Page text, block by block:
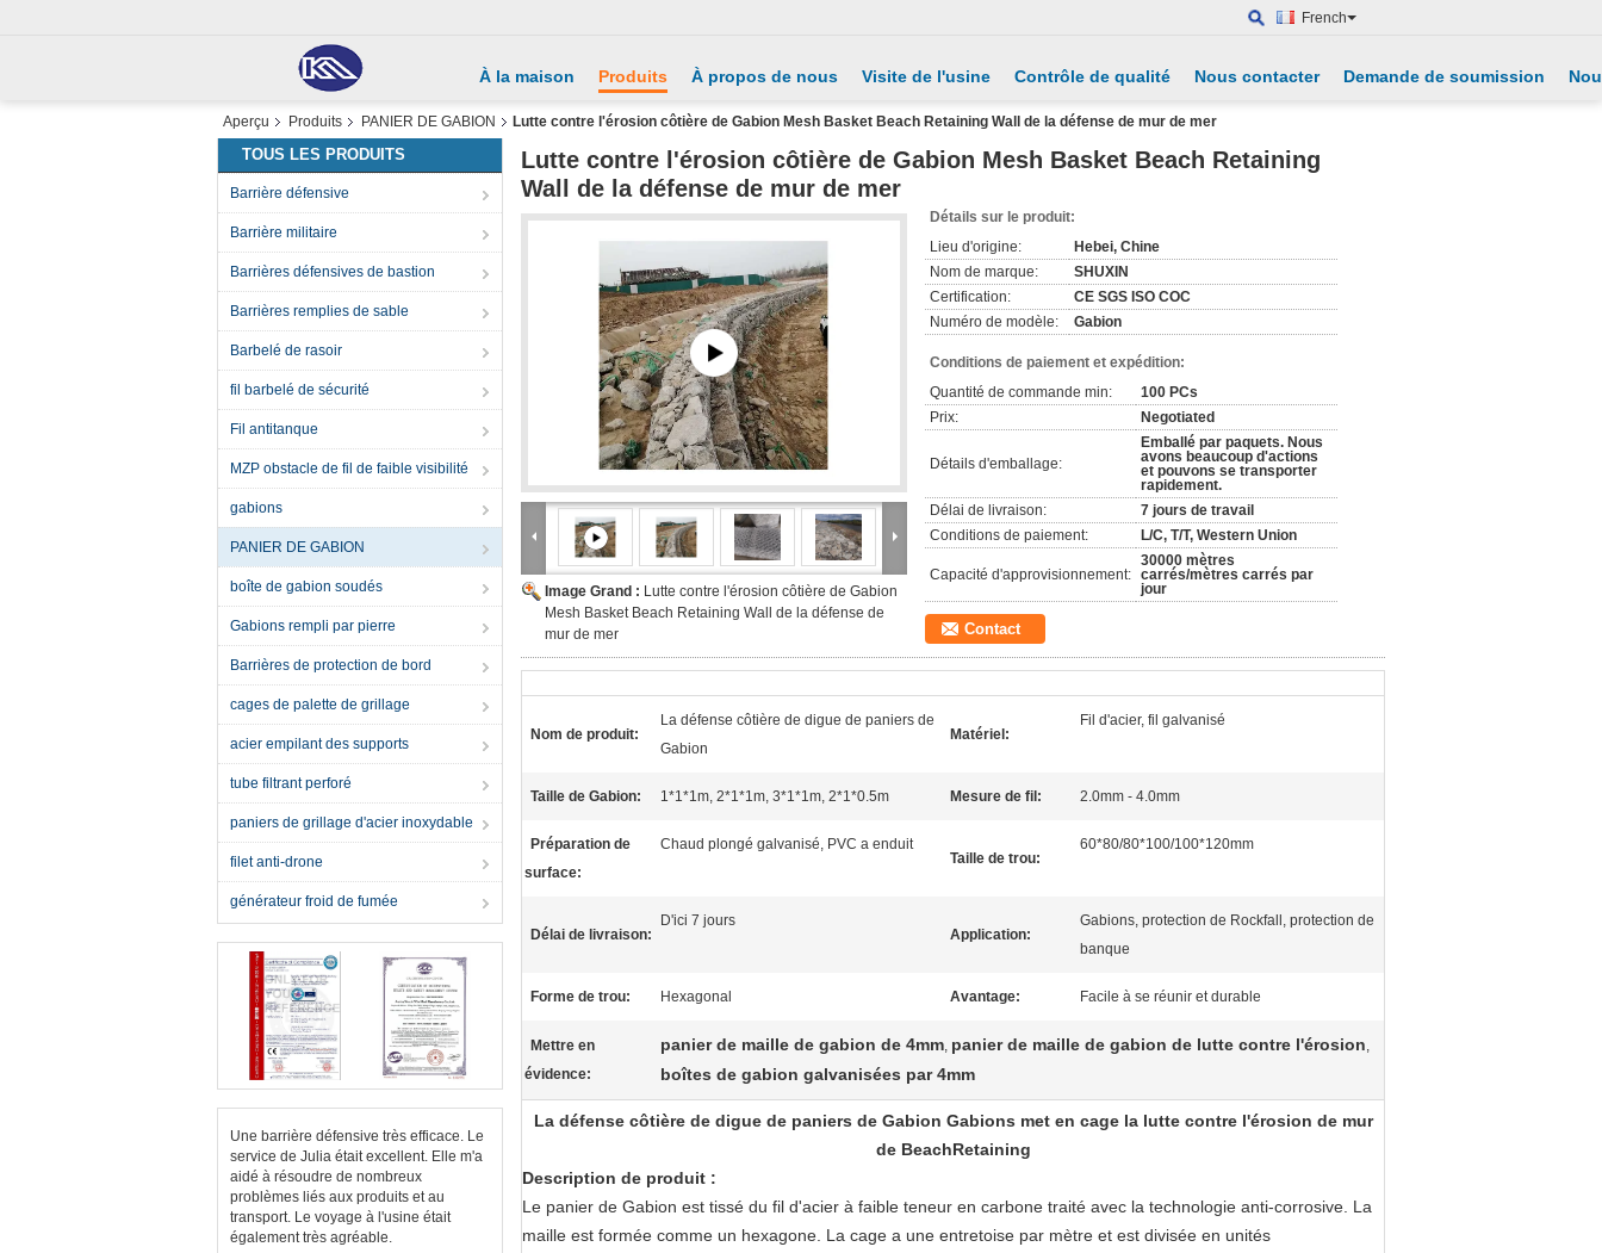
French
À la maison Produits À propos de nous Visite de l'usine Contrôle de qualité Nous contacter Demande de soumission
Aperçu Produits PANIER DE GABION Lutte contre l'érosion côtière de Gabion Mesh Basket Beach Retaining Wall de la défense de mur de mer
TOUS LES PRODUITS
Barrière défensive
Barrière militaire
Barrières défensives de bastion
Barrières remplies de sable
Barbelé de rasoir
fil barbelé de sécurité
Fil antitanque
MZP obstacle de fil de faible visibilité
gabions
PANIER DE GABION
boîte de gabion soudés
Gabions rempli par pierre
Barrières de protection de bord
cages de palette de grillage
acier empilant des supports
tube filtrant perforé
paniers de grillage d'acier inoxydable
filet anti-drone
générateur froid de fumée
Une barrière défensive très efficace. Le
service de Julia était excellent. Elle m'a
aidé à résoudre de nombreux
problèmes liés aux produits et au
transport. Le voyage à l'usine était
également très agréable.
Lutte contre l'érosion côtière de Gabion Mesh Basket Beach Retaining
Wall de la défense de mur de mer
Image Grand : Lutte contre l'érosion côtière de Gabion
Mesh Basket Beach Retaining Wall de la défense de
mur de mer
Détails sur le produit:
Lieu d'origine:
Hebei, Chine
Nom de marque:
SHUXIN
Certification:
CE SGS ISO COC
Numéro de modèle:
Gabion
Conditions de paiement et expédition:
Quantité de commande min:
100 PCs
Prix:
Negotiated
Détails d'emballage:
Emballé par paquets. Nous
avons beaucoup d'actions
et pouvons se transporter
rapidement.
Délai de livraison:
7 jours de travail
Conditions de paiement:
L/C, T/T, Western Union
Capacité d'approvisionnement:
30000 mètres
carrés/mètres carrés par
jour
Contact
Nom de produit:
La défense côtière de digue de paniers de
Gabion
Matériel:
Fil d'acier, fil galvanisé
Taille de Gabion: 1*1*1m, 2*1*1m, 3*1*1m, 2*1*0.5m Mesure de fil: 2.0mm - 4.0mm
Préparation de
surface:
Chaud plongé galvanisé, PVC a enduit
Taille de trou:
60*80/80*100/100*120mm
Délai de livraison:
D'ici 7 jours
Application:
Gabions, protection de Rockfall, protection de
banque
Forme de trou: Hexagonal Avantage: Facile à se réunir et durable
Mettre en
évidence:
panier de maille de gabion de 4mm, panier de maille de gabion de lutte contre l'érosion,
boîtes de gabion galvanisées par 4mm
La défense côtière de digue de paniers de Gabion Gabions met en cage la lutte contre l'érosion de mur
de BeachRetaining
Description de produit :
Le panier de Gabion est tissé du fil d'acier à faible teneur en carbone traité avec la technologie anti-corrosive. La
maille est formée comme un hexagone. La cage a une entretoise par mètre et est divisée en unités